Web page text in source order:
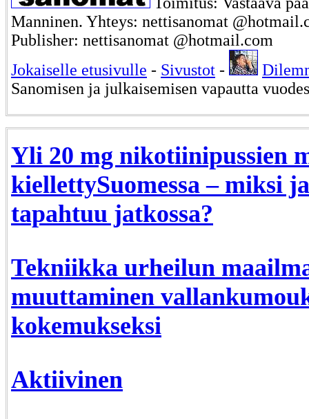
Manninen. Yhteys: nettisanomat
Publisher: nettisanomat @hotmail.com
Jokaiselle etusivulle - Sivustot -
Sanomisen ja julkaisemisen vapautta
Yli 20 mg nikotiinipussien
kiellettySuomessa – miksi
tapahtuu jatkossa?
Tekniikka urheilun
muuttaminen
kokemukseksi
Aktiivinen